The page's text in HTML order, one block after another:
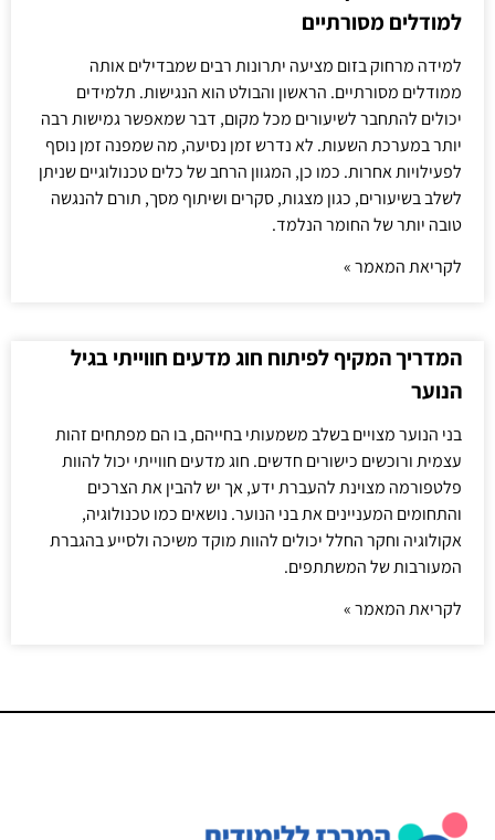
למודלים מסורתיים
למידה מרחוק בזום מציעה יתרונות רבים שמבדילים אותה
ממודלים מסורתיים. הראשון והבולט הוא הנגישות. תלמידים
יכולים להתחבר לשיעורים מכל מקום, דבר שמאפשר גמישות רבה
יותר במערכת השעות. לא נדרש זמן נסיעה, מה שמפנה זמן נוסף
לפעילויות אחרות. כמו כן, המגוון הרחב של כלים טכנולוגיים שניתן
לשלב בשיעורים, כגון מצגות, סקרים ושיתוף מסך, תורם להנגשה
טובה יותר של החומר הנלמד.
לקריאת המאמר »
המדריך המקיף לפיתוח חוג מדעים חווייתי בגיל
הנוער
בני הנוער מצויים בשלב משמעותי בחייהם, בו הם מפתחים זהות
עצמית ורוכשים כישורים חדשים. חוג מדעים חווייתי יכול להוות
פלטפורמה מצוינת להעברת ידע, אך יש להבין את הצרכים
והתחומים המעניינים את בני הנוער. נושאים כמו טכנולוגיה,
אקולוגיה וחקר החלל יכולים להוות מוקד משיכה ולסייע בהגברת
המעורבות של המשתתפים.
לקריאת המאמר »